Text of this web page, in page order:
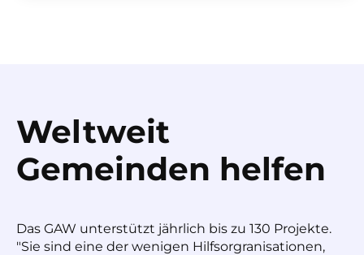
Weltweit
Gemeinden helfen
Das GAW unterstützt jährlich bis zu 130 Projekte.
"Sie sind eine der wenigen Hilfsorgranisationen,